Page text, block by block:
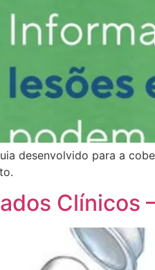
desenvolvido para a
Clínicos